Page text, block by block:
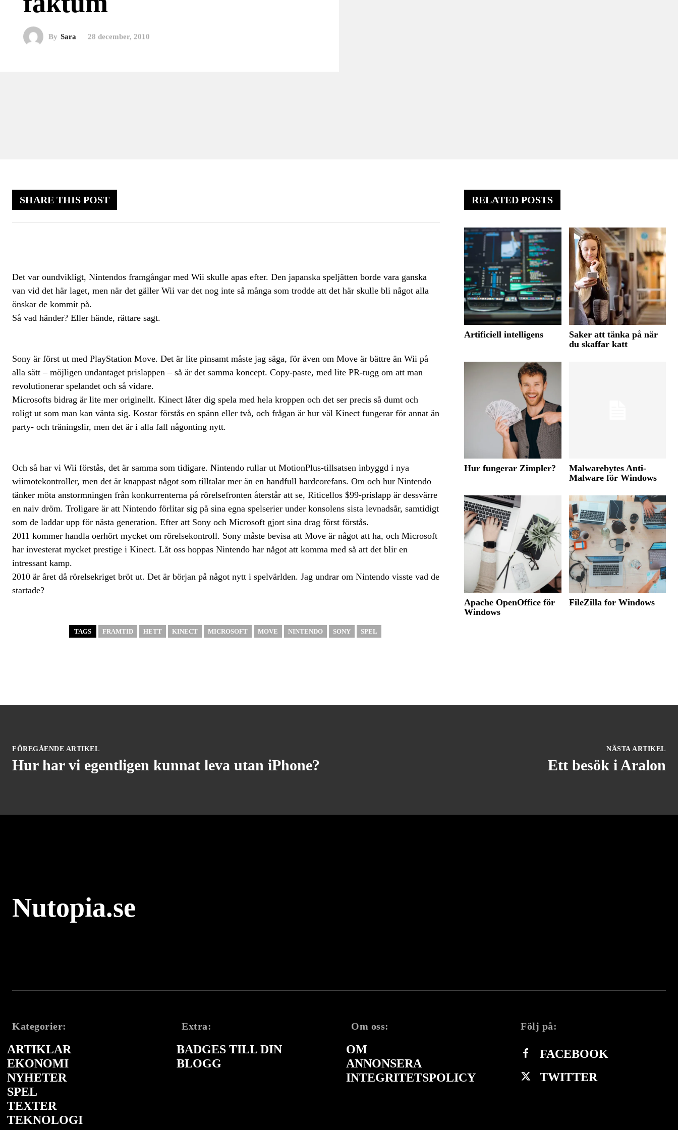
By Sara 28 december, 2010
SHARE THIS POST
Det var oundvikligt, Nintendos framgångar med Wii skulle apas efter. Den japanska speljätten borde vara ganska
van vid det här laget, men när det gäller Wii var det nog inte så många som trodde att det här skulle bli något alla
önskar de kommit på.
Så vad händer? Eller hände, rättare sagt.
Sony är först ut med PlayStation Move. Det är lite pinsamt måste jag säga, för även om Move är bättre än Wii på
alla sätt – möjligen undantaget prislappen – så är det samma koncept. Copy-paste, med lite PR-tugg om att man
revolutionerar spelandet och så vidare.
Microsofts bidrag är lite mer originellt. Kinect låter dig spela med hela kroppen och det ser precis så dumt och
roligt ut som man kan vänta sig. Kostar förstås en spänn eller två, och frågan är hur väl Kinect fungerar för annat än
party- och träningslir, men det är i alla fall någonting nytt.
Och så har vi Wii förstås, det är samma som tidigare. Nintendo rullar ut MotionPlus-tillsatsen inbyggd i nya
wiimotekontroller, men det är knappast något som tilltalar mer än en handfull hardcorefans. Om och hur Nintendo
tänker möta anstormningen från konkurrenterna på rörelsefronten återstår att se, Riticellos $99-prislapp är dessvärre
en naiv dröm. Troligare är att Nintendo förlitar sig på sina egna spelserier under konsolens sista levnadsår, samtidigt
som de laddar upp för nästa generation. Efter att Sony och Microsoft gjort sina drag först förstås.
2011 kommer handla oerhört mycket om rörelsekontroll. Sony måste bevisa att Move är något att ha, och Microsoft
har investerat mycket prestige i Kinect. Låt oss hoppas Nintendo har något att komma med så att det blir en
intressant kamp.
2010 är året då rörelsekriget bröt ut. Det är början på något nytt i spelvärlden. Jag undrar om Nintendo visste vad de
startade?
TAGS FRAMTID HETT KINECT MICROSOFT MOVE NINTENDO SONY SPEL
RELATED POSTS
Artificiell intelligens
Saker att tänka på när
du skaffar katt
Hur fungerar Zimpler?
Malwarebytes Anti-
Malware för Windows
Apache OpenOffice för
Windows
FileZilla for Windows
FÖREGÅENDE ARTIKEL
Hur har vi egentligen kunnat leva utan iPhone?
NÄSTA ARTIKEL
Ett besök i Aralon
Nutopia.se
Kategorier:
ARTIKLAR
EKONOMI
NYHETER
SPEL
TEXTER
TEKNOLOGI
Extra:
BADGES TILL DIN
BLOGG
Om oss:
OM
ANNONSERA
INTEGRITETSPOLICY
Följ på:
FACEBOOK
TWITTER